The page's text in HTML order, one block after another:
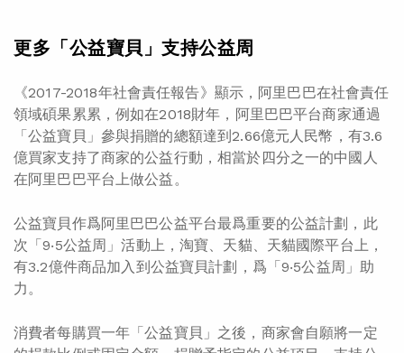
更多「公益寶貝」支持公益周
《2017-2018年社會責任報告》顯示，阿里巴巴在社會責任
領域碩果累累，例如在2018財年，阿里巴巴平台商家通過
「公益寶貝」參與捐贈的總額達到2.66億元人民幣，有3.6
億買家支持了商家的公益行動，相當於四分之一的中國人
在阿里巴巴平台上做公益。
公益寶貝作爲阿里巴巴公益平台最爲重要的公益計劃，此
次「9‧5公益周」活動上，淘寶、天貓、天貓國際平台上，
有3.2億件商品加入到公益寶貝計劃，爲「9‧5公益周」助
力。
消費者每購買一年「公益寶貝」之後，商家會自願將一定